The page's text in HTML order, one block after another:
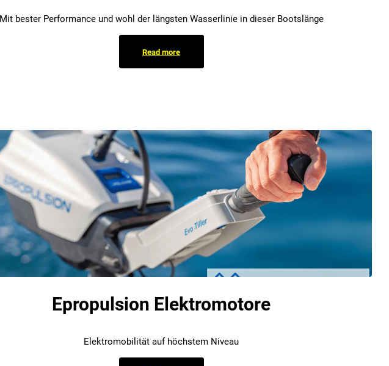
Mit bester Performance und wohl der längsten Wasserlinie in dieser Bootslänge
Read more
Epropulsion Elektromotore
Elektromobilität auf höchstem Niveau